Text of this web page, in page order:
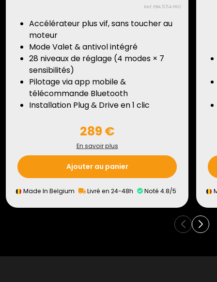
Ref: PBA.5714.PRO
Accélérateur plus vif, sans toucher au
moteur
Mode Valet & antivol intégré
28 niveaux de réglage (4 modes × 7
sensibilités)
Pilotage via app mobile &
télécommande Bluetooth
Installation Plug & Drive en 1 clic
289 €
En savoir plus
Ajouter au panier
Made In Belgium Livré en 24-48h Noté 4.8/5